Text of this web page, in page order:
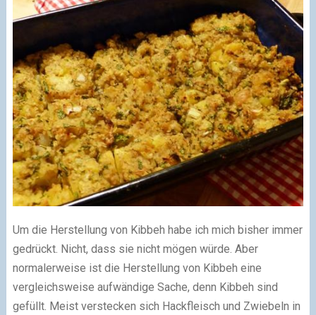
Um die Herstellung von Kibbeh habe ich mich bisher immer
gedrückt. Nicht, dass sie nicht mögen würde. Aber
normalerweise ist die Herstellung von Kibbeh eine
vergleichsweise aufwändige Sache, denn Kibbeh sind
gefüllt. Meist verstecken sich Hackfleisch und Zwiebeln in